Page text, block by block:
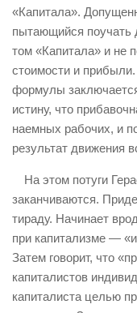
«Капитала».
пытающийся поучать
том «Капитала» и не
стоимости и
формулы
истину, что
наемных рабочих, и
результат движения
На этом потуги
заканчиваются.
тираду. Начинает
при капитализме —
Затем говорит, что
капиталистов
капиталиста целью